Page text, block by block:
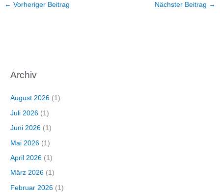
← Vorheriger Beitrag Nächster Beitrag →
Archiv
August 2026 (1)
Juli 2026 (1)
Juni 2026 (1)
Mai 2026 (1)
April 2026 (1)
März 2026 (1)
Februar 2026 (1)